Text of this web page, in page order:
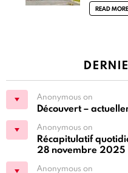
READ MORE
Anonymous on
Découvert –
Anonymous on
Récapitulatif
28 novembre 2025
Anonymous on